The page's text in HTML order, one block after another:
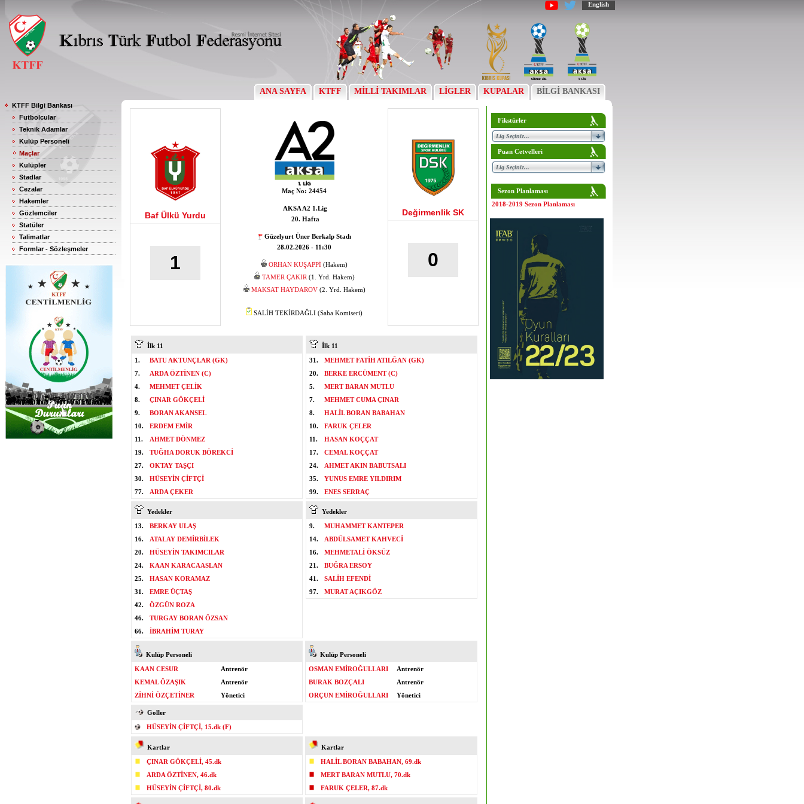
English
ANA SAYFA KTFF MİLLİ TAKIMLAR LİGLER KUPALAR BİLGİ BANKASI
KTFF Bilgi Bankası
Futbolcular
Teknik Adamlar
Kulüp Personeli
Maçlar
Kulüpler
Stadlar
Cezalar
Hakemler
Gözlemciler
Statüler
Talimatlar
Formlar - Sözleşmeler
Baf Ülkü Yurdu
1
Maç No: 24454
AKSA A2 1.Lig
20. Hafta
Güzelyurt Üner Berkalp Stadı
28.02.2026 - 11:30
ORHAN KUŞAPPİ (Hakem)
TAMER ÇAKIR (1. Yrd. Hakem)
MAKSAT HAYDAROV(2. Yrd. Hakem)
SALİH TEKİRDAĞLI (Saha Komiseri)
Değirmenlik SK
0
İlk 11
1.
BATU AKTUNÇLAR (GK)
7.
ARDA ÖZTİNEN (C)
4.
MEHMET ÇELİK
8.
ÇINAR GÖKÇELİ
9.
BORAN AKANSEL
10.
ERDEM EMİR
11.
AHMET DÖNMEZ
19.
TUĞHA DORUK BÖREKCİ
27.
OKTAY TAŞÇI
30.
HÜSEYİN ÇİFTÇİ
77.
ARDA ÇEKER
İlk 11
31.
MEHMET FATİH ATILĞAN (GK)
20.
BERKE ERCÜMENT (C)
5.
MERT BARAN MUTLU
7.
MEHMET CUMA ÇINAR
8.
HALİL BORAN BABAHAN
10.
FARUK ÇELER
11.
HASAN KOÇÇAT
17.
CEMAL KOÇÇAT
24.
AHMET AKIN BABUTSALI
35.
YUNUS EMRE YILDIRIM
99.
ENES SERRAÇ
Yedekler
13.
BERKAY ULAŞ
16.
ATALAY DEMİRBİLEK
20.
HÜSEYİN TAKIMCILAR
24.
KAAN KARACAASLAN
25.
HASAN KORAMAZ
31.
EMRE ÜÇTAŞ
42.
ÖZGÜN ROZA
46.
TURGAY BORAN ÖZSAN
66.
İBRAHİM TURAY
Yedekler
9.
MUHAMMET KANTEPER
14.
ABDÜLSAMET KAHVECİ
16.
MEHMETALİ ÖKSÜZ
21.
BUĞRA ERSOY
41.
SALİH EFENDİ
97.
MURAT AÇIKGÖZ
Kulüp Personeli
KAAN CESUR
Antrenör
KEMAL ÖZAŞIK
Antrenör
ZİHNİ ÖZÇETİNER
Yönetici
Kulüp Personeli
OSMAN EMİROĞULLARI
Antrenör
BURAK BOZÇALI
Antrenör
ORÇUN EMİROĞULLARI
Yönetici
Goller
HÜSEYİN ÇİFTÇİ, 15.dk (F)
Kartlar
ÇINAR GÖKÇELİ, 45.dk
ARDA ÖZTİNEN, 46.dk
HÜSEYİN ÇİFTÇİ, 80.dk
Kartlar
HALİL BORAN BABAHAN, 69.dk
MERT BARAN MUTLU, 70.dk
FARUK ÇELER, 87.dk
Fikstürler
Puan Cetvelleri
Sezon Planlaması
2018-2019 Sezon Planlaması